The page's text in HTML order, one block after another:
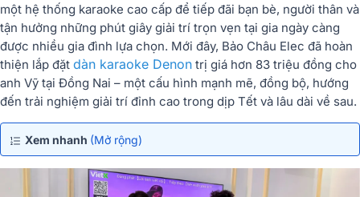
một hệ thống karaoke cao cấp để tiếp đãi bạn bè, người thân và
tận hưởng những phút giây giải trí trọn vẹn tại gia ngày càng
được nhiều gia đình lựa chọn. Mới đây, Bảo Châu Elec đã hoàn
thiện lắp đặt dàn karaoke Denon trị giá hơn 83 triệu đồng cho
anh Vỹ tại Đồng Nai – một cấu hình mạnh mẽ, đồng bộ, hướng
đến trải nghiệm giải trí đỉnh cao trong dịp Tết và lâu dài về sau.
Xem nhanh (Mở rộng)